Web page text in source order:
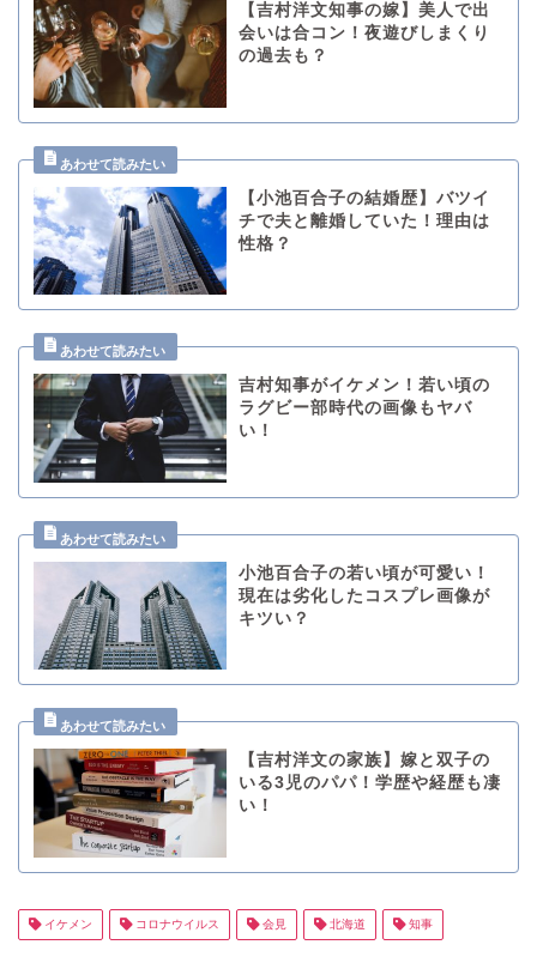
【吉村洋文知事の嫁】美人で出
会いは合コン！夜遊びしまくり
の過去も？
【小池百合子の結婚歴】バツイ
チで夫と離婚していた！理由は
性格？
吉村知事がイケメン！若い頃の
ラグビー部時代の画像もヤバ
い！
小池百合子の若い頃が可愛い！
現在は劣化したコスプレ画像が
キツい？
【吉村洋文の家族】嫁と双子の
いる3児のパパ！学歴や経歴も凄
い！
イケメン コロナウイルス 会見 北海道 知事